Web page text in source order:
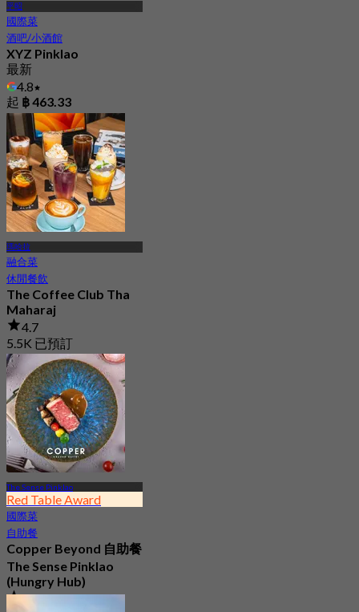
平昭
國際菜
酒吧/小酒館
XYZ Pinklao
最新
4.8
起 ฿ 463.33
瑪哈拉
融合菜
休閒餐飲
The Coffee Club Tha
Maharaj
4.7
5.5K 已預訂
起
฿ 189
The Sense Pinklao
Red Table Award
國際菜
自助餐
Copper Beyond 自助餐
The Sense Pinklao
(Hungry Hub)
4.8